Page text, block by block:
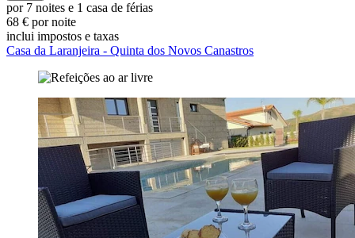
por 7 noites e 1 casa de férias
68 € por noite
inclui impostos e taxas
Casa da Laranjeira - Quinta dos Novos Canastros